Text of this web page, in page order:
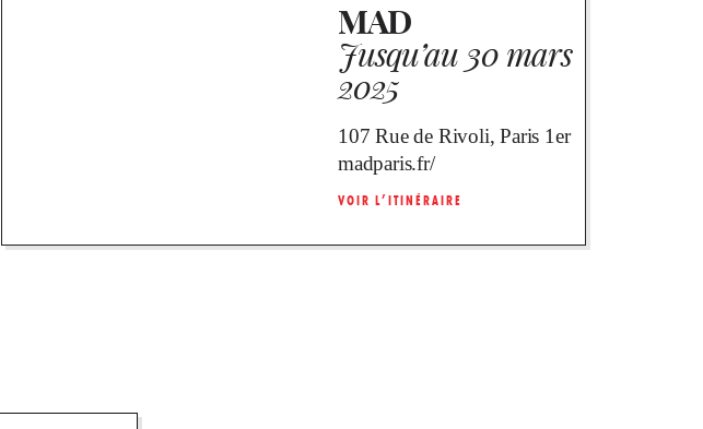
MAD
Jusqu’au 30 mars
2025
107 Rue de Rivoli, Paris 1er
madparis.fr/
VOIR L’ITINÉRAIRE